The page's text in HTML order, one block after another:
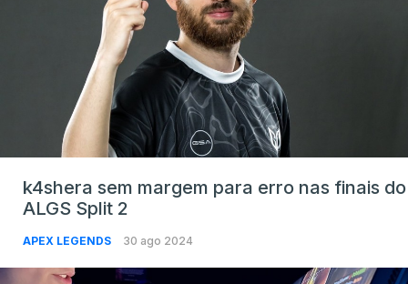
k4shera sem margem para erro nas finais do
ALGS Split 2
APEX LEGENDS 30 ago 2024